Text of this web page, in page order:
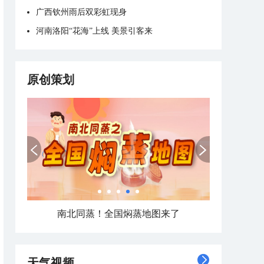
广西钦州雨后双彩虹现身
河南洛阳“花海”上线 美景引客来
原创策划
南北同蒸！全国焖蒸地图来了